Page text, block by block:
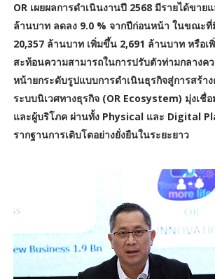
OR เผยผลการดำเนินงานปี 2568 มีรายได้ขาย
ล้านบาท ลดลง 9.0 % จากปีก่อนหน้า ในขณะที่
20,357 ล้านบาท เพิ่มขึ้น 2,691 ล้านบาท หรือเ
สะท้อนความสามารถในการปรับตัวท่ามกลางค
หน้ายกระดับรูปแบบการดำเนินธุรกิจสู่การสร้า
ระบบนิเวศทางธุรกิจ (OR Ecosystem) มุ่งเชื่
และผู้บริโภค ผ่านทั้ง Physical และ Digital
รากฐานการเติบโตอย่างยั่งยืนในระยะยาว